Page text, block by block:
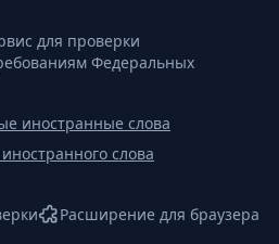
для проверки
Федеральных
иностранные слова
слова
Расширение для браузера